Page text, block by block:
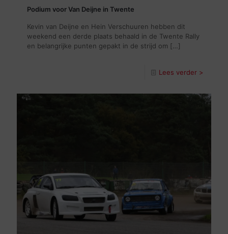
Podium voor Van Deijne in Twente
Kevin van Deijne en Hein Verschuuren hebben dit
weekend een derde plaats behaald in de Twente Rally
en belangrijke punten gepakt in de strijd om […]
Lees verder >